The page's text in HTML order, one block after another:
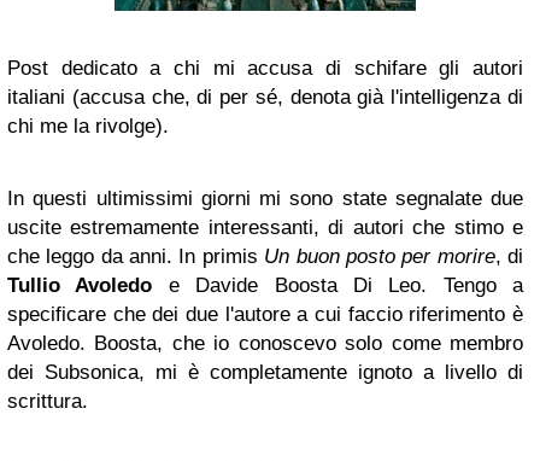
Post dedicato a chi mi accusa di schifare gli autori
italiani (accusa che, di per sé, denota già l'intelligenza di
chi me la rivolge).
In questi ultimissimi giorni mi sono state segnalate due
uscite estremamente interessanti, di autori che stimo e
che leggo da anni. In primis Un buon posto per morire, di
Tullio Avoledo e Davide Boosta Di Leo. Tengo a
specificare che dei due l'autore a cui faccio riferimento è
Avoledo. Boosta, che io conoscevo solo come membro
dei Subsonica, mi è completamente ignoto a livello di
scrittura.